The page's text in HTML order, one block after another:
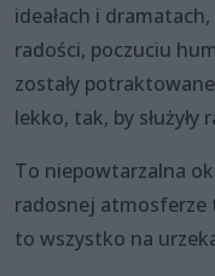
ideałach i
radości, poczuciu
zostały
lekko, tak, by
To niepowtarzalna
radosnej atmosferze
to wszystko na